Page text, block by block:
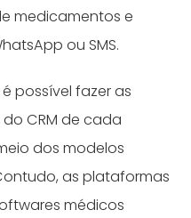
medicamentos e
ou SMS.
possível fazer as
CRM de cada
dos modelos
as plataformas
médicos